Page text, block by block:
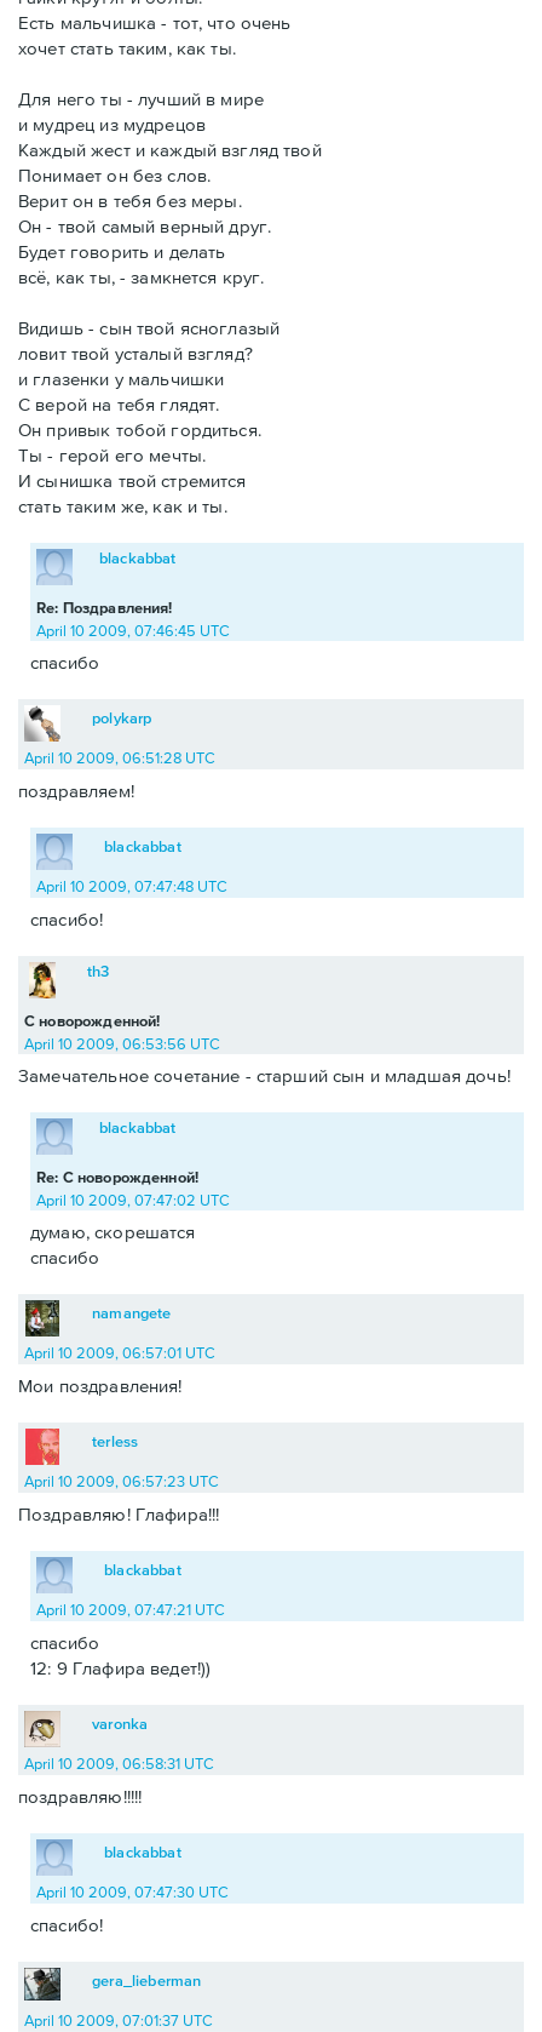
Есть мальчишка - тот, что очень
хочет стать таким, как ты.
Для него ты - лучший в мире
и мудрец из мудрецов
Каждый жест и каждый взгляд твой
Понимает он без слов.
Верит он в тебя без меры.
Он - твой самый верный друг.
Будет говорить и делать
всё, как ты, - замкнется круг.
Видишь - сын твой ясноглазый
ловит твой усталый взгляд?
и глазенки у мальчишки
С верой на тебя глядят.
Он привык тобой гордиться.
Ты - герой его мечты.
И сынишка твой стремится
стать таким же, как и ты.
Re: Поздравления!
blackabbat
April 10 2009, 07:46:45 UTC
спасибо
polykarp
April 10 2009, 06:51:28 UTC
поздравляем!
blackabbat
April 10 2009, 07:47:48 UTC
спасибо!
С новорожденной!
th3
April 10 2009, 06:53:56 UTC
Замечательное сочетание - старший сын и младшая дочь!
Re: С новорожденной!
blackabbat
April 10 2009, 07:47:02 UTC
думаю, скорешатся
спасибо
namangete
April 10 2009, 06:57:01 UTC
Мои поздравления!
terless
April 10 2009, 06:57:23 UTC
Поздравляю! Глафира!!!
blackabbat
April 10 2009, 07:47:21 UTC
спасибо
12: 9 Глафира ведет!))
varonka
April 10 2009, 06:58:31 UTC
поздравляю!!!!!
blackabbat
April 10 2009, 07:47:30 UTC
спасибо!
gera_lieberman
April 10 2009, 07:01:37 UTC